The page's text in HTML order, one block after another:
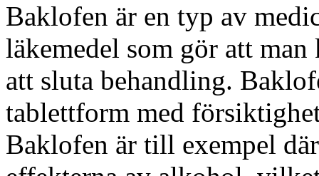
Baklofen är en typ av
läkemedel som gör att
att sluta behandling.
tablettform med
Baklofen är till exempel